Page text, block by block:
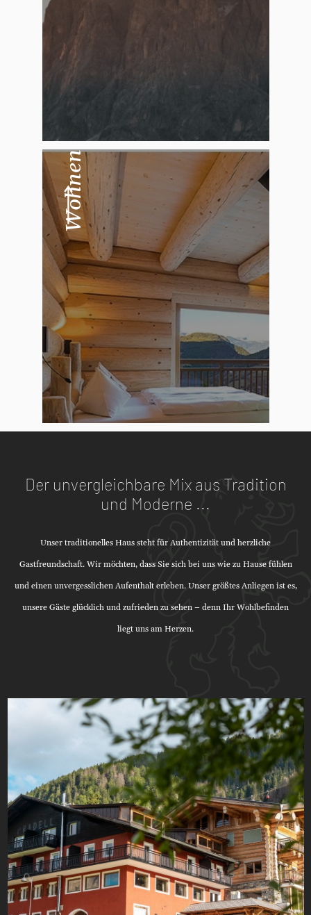
Wohnen
Der unvergleichbare Mix aus Tradition
und Moderne ...
Unser traditionelles Haus steht für Authentizität und herzliche
Gastfreundschaft. Wir möchten, dass Sie sich bei uns wie zu Hause fühlen
und einen unvergesslichen Aufenthalt erleben. Unser größtes Anliegen ist es,
unsere Gäste glücklich und zufrieden zu sehen – denn Ihr Wohlbefinden
liegt uns am Herzen.